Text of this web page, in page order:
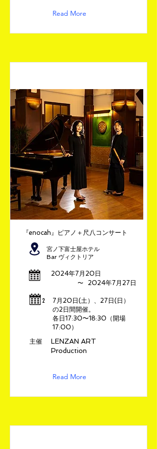
Read More
『enocah』ピアノ＋尺八コンサート
宮ノ下富士屋ホテル
Bar ヴィクトリア
2024年7月20日
​〜 2024年7月27日
​2
7月20日(土）、27日(日）
の2日間開催。
各日17:30〜18:30（開場
17:00）
​主催
LENZAN ART
Production
Read More